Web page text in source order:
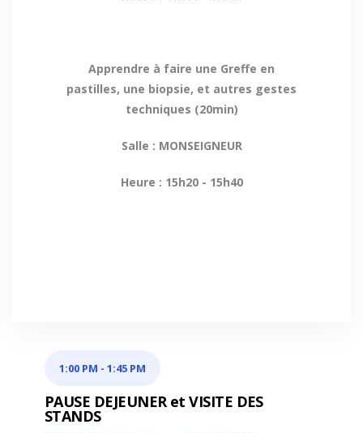
Apprendre à faire une Greffe en
pastilles, une biopsie, et autres gestes
techniques (20min)
Salle : MONSEIGNEUR
Heure : 15h20 - 15h40
1:00 PM - 1:45 PM
PAUSE DEJEUNER et VISITE DES
STANDS